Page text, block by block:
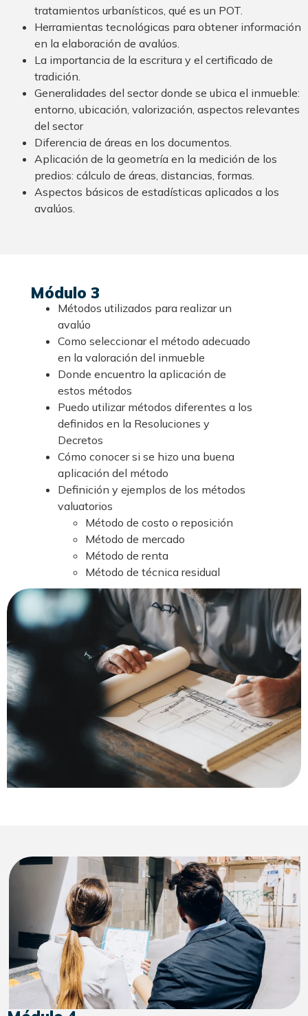
tratamientos urbanísticos, qué es un POT.
Herramientas tecnológicas para obtener información
en la elaboración de avalúos.
La importancia de la escritura y el certificado de
tradición.
Generalidades del sector donde se ubica el inmueble:
entorno, ubicación, valorización, aspectos relevantes
del sector
Diferencia de áreas en los documentos.
Aplicación de la geometría en la medición de los
predios: cálculo de áreas, distancias, formas.
Aspectos básicos de estadísticas aplicados a los
avalúos.
Módulo 3
Métodos utilizados para realizar un
avalúo
Como seleccionar el método adecuado
en la valoración del inmueble
Donde encuentro la aplicación de
estos métodos
Puedo utilizar métodos diferentes a los
definidos en la Resoluciones y
Decretos
Cómo conocer si se hizo una buena
aplicación del método
Definición y ejemplos de los métodos
valuatorios
Método de costo o reposición
Método de mercado
Método de renta
Método de técnica residual